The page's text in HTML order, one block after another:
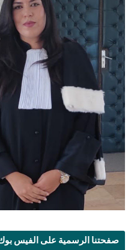
صفحتنا الرسمية على الفيس